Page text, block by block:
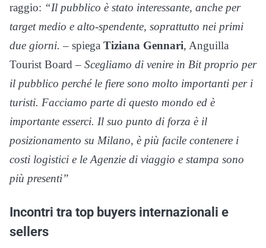
raggio: “Il pubblico è stato interessante, anche per
target medio e alto-spendente, soprattutto nei primi
due giorni.– spiega Tiziana Gennari, Anguilla
Tourist Board – Scegliamo di venire in Bit proprio per
il pubblico perché le fiere sono molto importanti per i
turisti. Facciamo parte di questo mondo ed è
importante esserci. Il suo punto di forza è il
posizionamento su Milano, è più facile contenere i
costi logistici e le Agenzie di viaggio e stampa sono
più presenti”
Incontri tra top buyers internazionali e
sellers